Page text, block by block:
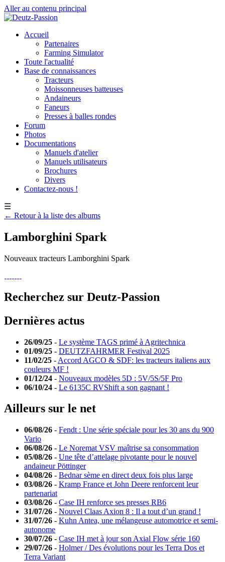
Aller au contenu principal
Accueil
Partenaires
Farming Simulator
Toute l'actualité
Base de connaissances
Tracteurs
Moissonneuses batteuses
Andaineurs
Faneurs
Presses à balles rondes
Forum
Photos
Documentations
Manuels d'atelier
Manuels utilisateurs
Brochures
Divers
Contactez-nous !
☰
← Retour à la liste des albums
Lamborghini Spark
Nouveaux tracteurs Lamborghini Spark
Recherchez sur Deutz-Passion
Dernières actus
26/09/25 - Le système TAGS primé à Agritechnica
01/09/25 - DEUTZFAHRMER Festival 2025
11/02/25 - Accord AGCO & SDF: les tracteurs italiens aux
couleurs MF !
01/12/24 - Nouveaux modèles 5D : 5V/5S/5F Pro
06/10/24 - Le 6135C RVShift a son gagnant !
Ailleurs sur le net
06/08/26 - Fendt : Une série spéciale pour les 30 ans du 900
Vario
06/08/26 - Le Noremat VSV maîtrise sa consommation
05/08/26 - Une tête d’attelage pivotante pour le nouvel
andaineur Pöttinger
04/08/26 - Bednar sème en direct deux fois plus large
03/08/26 - Kramp France et John Deere renforcent leur
partenariat
03/08/26 - Case IH renforce ses presses RB6
31/07/26 - Nouvel Claas Axion 8 : Il a tout d’un grand !
31/07/26 - Kuhn Antea, une mélangeuse automotrice et semi-
autonome
30/07/26 - Case IH met à jour son Axial Flow série 160
29/07/26 - Holmer / Des évolutions pour les Terra Dos et
Terra Variant